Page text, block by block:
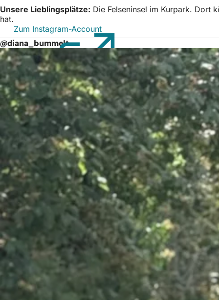
Unsere Lieblingsplätze: Die Felseninsel im Kurpark. Dort
hat.
Zum Instagram-Account
in
einem
neuen
Tab)
@diana_bummelt ...